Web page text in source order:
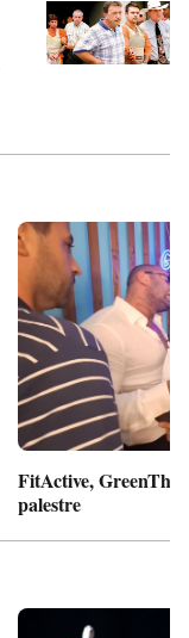
FitActive,
palestre